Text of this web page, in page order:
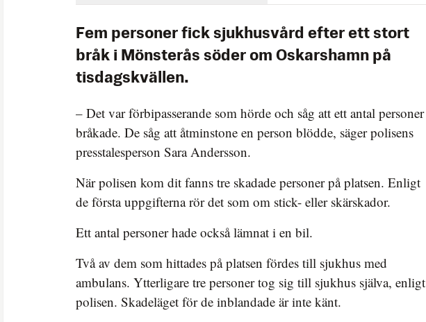
Fem personer fick sjukhusvård efter ett stort
bråk i Mönsterås söder om Oskarshamn på
tisdagskvällen.
– Det var förbipasserande som hörde och såg att ett antal personer
bråkade. De såg att åtminstone en person blödde, säger polisens
presstalesperson Sara Andersson.
När polisen kom dit fanns tre skadade personer på platsen. Enligt
de första uppgifterna rör det som om stick- eller skärskador.
Ett antal personer hade också lämnat i en bil.
Två av dem som hittades på platsen fördes till sjukhus med
ambulans. Ytterligare tre personer tog sig till sjukhus själva, enligt
polisen. Skadeläget för de inblandade är inte känt.